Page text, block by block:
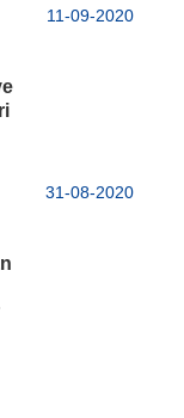
11-09-2020
31-08-2020